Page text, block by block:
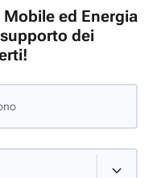
ed Energia
dei